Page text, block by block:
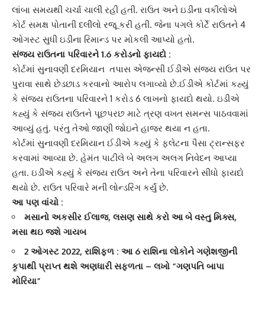
લાંબા સમયથી ચર્ચા ચાલી રહી હતી. રાઉત અને ઇડીના વકીલોએ
કોર્ટ સમક્ષ પોતાની દલીલો રજૂ કરી હતી. જેના પગલે કોર્ટે રાઉતને 4
ઓગસ્ટ સુધી ઇડીના રિમાન્ડ પર મોકલી આપ્યો હતો.
સંજય રાઉતના પરિવારને 1.6 કરોડનો ફાયદો :
કોર્ટમાં સુનાવણી દરમિયાન તપાસ એજન્સી ઈડીએ સંજય રાઉત પર
પુરાવા સાથે છેડછાડ કરવાનો આરોપ લગાવ્યો છે.ઈડીએ કોર્ટમાં કહ્યું
કે સંજય રાઉતના પરિવારને 1 કરોડ 6 લાખનો ફાયદો થયો. ઇડીએ
કહ્યું કે સંજય રાઉતને પૂછપરછ માટે ત્રણ વખત સમન્સ પાઠવવામાં
આવ્યું હતું. પરંતુ તેઓ જાણી જોઇને હાજર થયા ન હતા.
કોર્ટમાં સુનાવણી દરમિયાન ઈડીએ કહ્યું કે ફ્લેટના પૈસા ટ્રાન્સફર
કરવામાં આવ્યા છે. હેમંત પાટીલે બે અલગ અલગ નિવેદન આપ્યા
હતા. ઇડીએ કહ્યું કે સંજય રાઉત અને તેના પરિવારને સીધો ફાયદો
થયો છે. રાઉત પરિવારે મની લોન્ડરિંગ કર્યું છે.
આ પણ વાંચો :
મસાનો અકસીર ઈલાજ, લસણ સાથે કરો આ બે વસ્તુ મિક્સ,
મસા થઇ જશે ગાયબ
2 ઓગસ્ટ 2022, રાશિફળ : આ 6 રાશિના લોકોને ગણેશજીની
કૃપાથી પ્રાપ્ત થશે અણધારી સફળતા – લખો “ગણપતિ બાપા
મોરિયા”